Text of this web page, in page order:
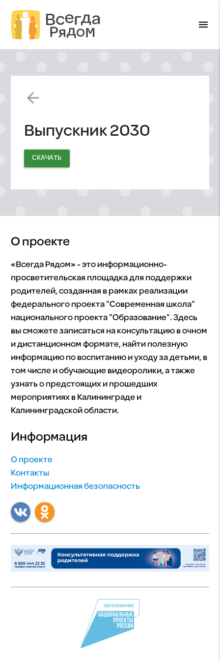
menu
arrow_back
Выпускник 2030
СКАЧАТЬ
О проекте
«Всегда Рядом» - это информационно-
просветительская площадка для поддержки
родителей, созданная в рамках реализации
федерального проекта "Современная школа"
национального проекта "Образование". Здесь
вы сможете записаться на консультацию в очном
и дистанционном формате, найти полезную
информацию по воспитанию и уходу за детьми, в
том числе и обучающие видеоролики, а также
узнать о предстоящих и прошедших
мероприятиях в Калининграде и
Калининградской области.
Информация
О проекте
Контакты
Информационная безопасность